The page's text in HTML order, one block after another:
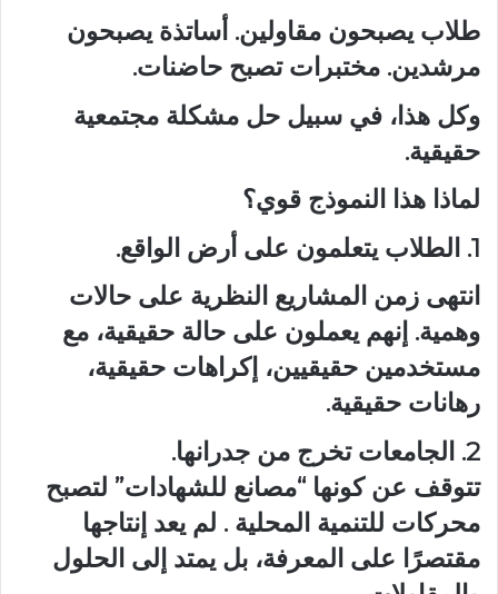
طلاب يصبحون مقاولين. أساتذة يصبحون
مرشدين. مختبرات تصبح حاضنات.
وكل هذا، في سبيل حل مشكلة مجتمعية
حقيقية.
لماذا هذا النموذج قوي؟
1. الطلاب يتعلمون على أرض الواقع.
انتهى زمن المشاريع النظرية على حالات
وهمية. إنهم يعملون على حالة حقيقية، مع
مستخدمين حقيقيين، إكراهات حقيقية،
رهانات حقيقية.
2. الجامعات تخرج من جدرانها.
تتوقف عن كونها “مصانع للشهادات” لتصبح
محركات للتنمية المحلية . لم يعد إنتاجها
مقتصرًا على المعرفة، بل يمتد إلى الحلول